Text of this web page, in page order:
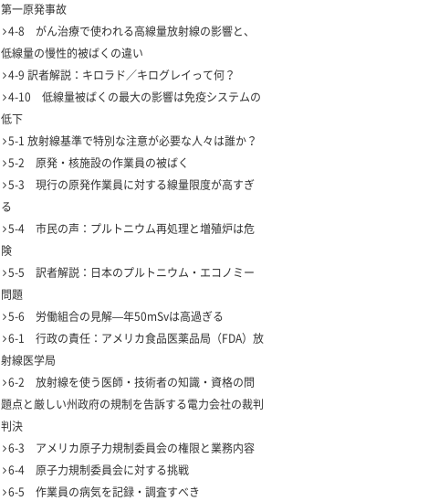
第一原発事故
4-8 がん治療で使われる高線量放射線の影響と、
低線量の慢性的被ばくの違い
4-9 訳者解説：キロラド／キログレイって何？
4-10 低線量被ばくの最大の影響は免疫システムの
低下
5-1 放射線基準で特別な注意が必要な人々は誰か？
5-2 原発・核施設の作業員の被ばく
5-3 現行の原発作業員に対する線量限度が高すぎ
る
5-4 市民の声：プルトニウム再処理と増殖炉は危
険
5-5 訳者解説：日本のプルトニウム・エコノミー
問題
5-6 労働組合の見解—年50mSvは高過ぎる
6-1 行政の責任：アメリカ食品医薬品局（FDA）放
射線医学局
6-2 放射線を使う医師・技術者の知識・資格の問
題点と厳しい州政府の規制を告訴する電力会社の裁判
判決
6-3 アメリカ原子力規制委員会の権限と業務内容
6-4 原子力規制委員会に対する挑戦
6-5 作業員の病気を記録・調査すべき